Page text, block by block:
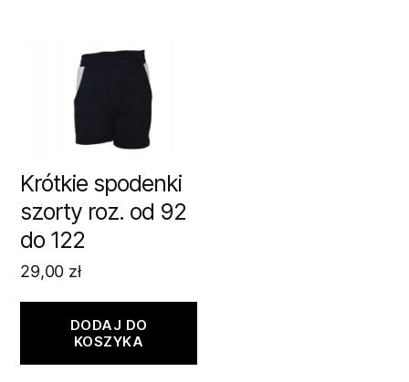
Krótkie spodenki
szorty roz. od 92
do 122
29,00 zł
DODAJ DO
KOSZYKA